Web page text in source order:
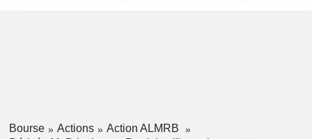
Bourse Actions
Action ALMRB